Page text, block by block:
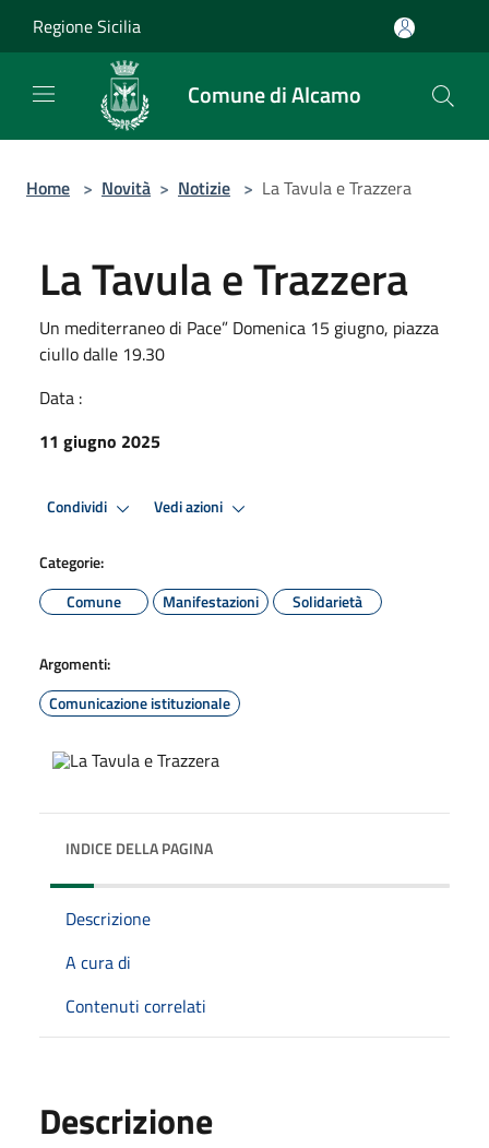
Regione Sicilia
Comune di Alcamo
Home > Novità > Notizie > La Tavula e Trazzera
La Tavula e Trazzera
Un mediterraneo di Pace” Domenica 15 giugno, piazza
ciullo dalle 19.30
Data :
11 giugno 2025
Condividi Vedi azioni
Categorie:
Comune
Manifestazioni Solidarietà
Argomenti:
Comunicazione istituzionale
INDICE DELLA PAGINA
Descrizione
A cura di
Contenuti correlati
Descrizione